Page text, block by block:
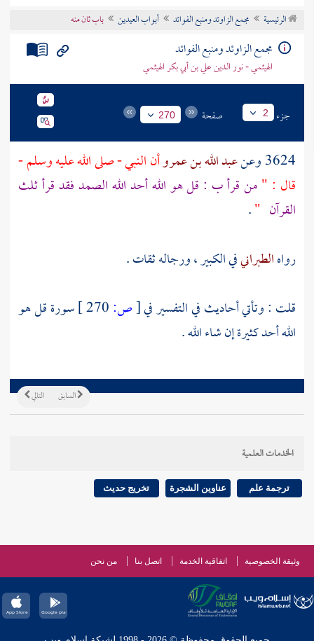
تراجم الأعلام
الرئيسية مجمع الزاوئد ومنبع الفوائد أبواب العيدين باب ثان منه
مجمع الزاوئد ومنبع الفوائد
الهيثمي - نور الدين علي بن أبي بكر الهيثمي
جزء 2 صفحة 270
3624 وعن عبد الله بن عمروأن النبي - صلى الله عليه وسلم -
قال : "من قرأ ب : قل هو الله أحد الله الصمد فقد قرأ ثلث
القرآن "
.
رواهالطبرانيفي الكبير ، ورجاله ثقات .
قلت : وتأتي أحاديث في التفسير في[ص:
سورة قل هو
الله أحد كثيرة إن شاء الله .
التالي السابق
الخدمات العلمية
ترجمة علم عناوين الشجرة تخريج حديث
وثيقة الخصوصية اتفاقية الخدمة اتصل بنا من نحن